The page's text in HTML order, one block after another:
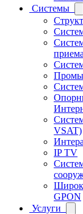
Системы
VSAT)
IP TV
GPON
Услуги